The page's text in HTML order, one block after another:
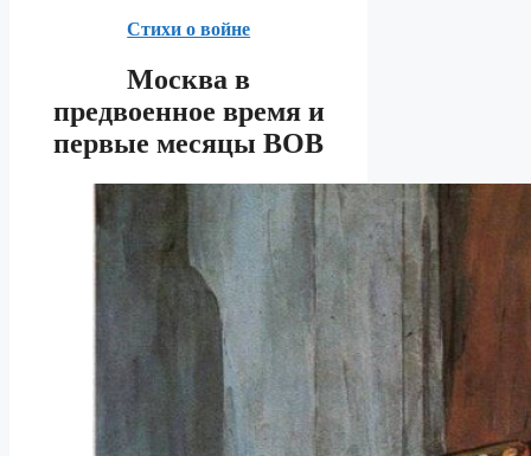
Стихи о войне
Москва в
предвоенное время и
первые месяцы ВОВ